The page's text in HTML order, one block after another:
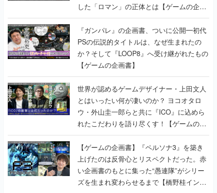
した「ロマン」の正体とは【ゲームの企画
書】
『ガンパレ』の企画書、ついに公開━初代
PSの伝説的タイトルは、なぜ生まれたの
か？そして『LOOP8』へ受け継がれたもの
【ゲームの企画書】
世界が認めるゲームデザイナー・上田文人
とはいったい何が凄いのか？ ヨコオタロ
ウ・外山圭一郎らと共に『ICO』に込めら
れたこだわりを語り尽くす！【ゲームの企
画書】
【ゲームの企画書】『ペルソナ3』を築き
上げたのは反骨心とリスペクトだった。赤
い企画書のもとに集った“愚連隊”がシリー
ズを生まれ変わらせるまで【橋野桂インタ